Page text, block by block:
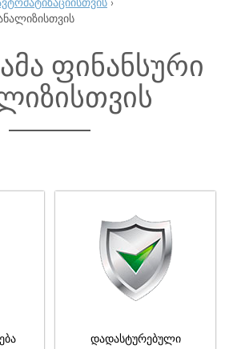
›
ფინანსური
დადასტურებული